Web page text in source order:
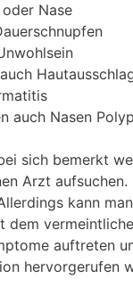
Nase
auch Nasen
sich bemerkt
Arzt
kann
dem
auftreten
hervorgerufen